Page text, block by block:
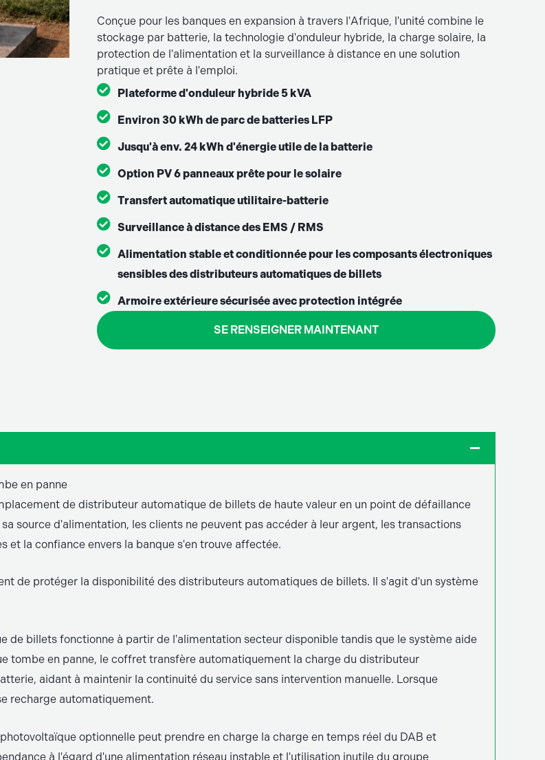
Conçue pour les banques en expansion à travers l'Afrique, l'unité combine le
stockage par batterie, la technologie d'onduleur hybride, la charge solaire, la
protection de l'alimentation et la surveillance à distance en une solution
pratique et prête à l'emploi.
Plateforme d'onduleur hybride 5 kVA
Environ 30 kWh de parc de batteries LFP
Jusqu'à env. 24 kWh d'énergie utile de la batterie
Option PV 6 panneaux prête pour le solaire
Transfert automatique utilitaire-batterie
Surveillance à distance des EMS / RMS
Alimentation stable et conditionnée pour les composants électroniques
sensibles des distributeurs automatiques de billets
Armoire extérieure sécurisée avec protection intégrée
SE RENSEIGNER MAINTENANT
en panne
de distributeur automatique de billets de haute valeur en un point de défaillance
source d'alimentation, les clients ne peuvent pas accéder à leur argent, les transactions
et la confiance envers la banque s'en trouve affectée.
de protéger la disponibilité des distributeurs automatiques de billets. Il s'agit d'un système
billets fonctionne à partir de l'alimentation secteur disponible tandis que le système aide
tombe en panne, le coffret transfère automatiquement la charge du distributeur
aidant à maintenir la continuité du service sans intervention manuelle. Lorsque
recharge automatiquement.
optionnelle peut prendre en charge la charge en temps réel du DAB et
à l'égard d'une alimentation réseau instable et l'utilisation inutile du groupe